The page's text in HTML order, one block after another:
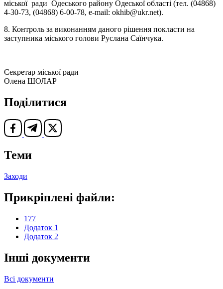
міської ради Одеського району Одеської області (тел. (04868)
4-30-73, (04868) 6-00-78, e-mail: okhib@ukr.net).
8. Контроль за виконанням даного рішення покласти на
заступника міського голови Руслана Саїнчука.
Секретар міської ради
Олена ШОЛАР
Поділитися
Теми
Заходи
Прикріплені файли:
177
Додаток 1
Додаток 2
Інші документи
Всі документи